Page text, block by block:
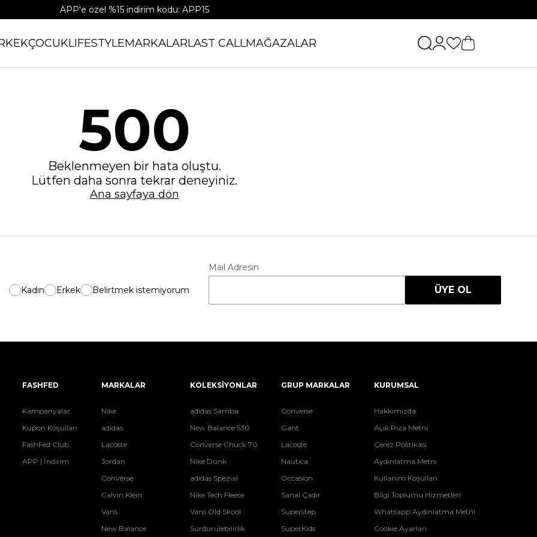
APP'e özel %15 indirim kodu: APP15
ÇOCUKLIFESTYLEMARKALARLAST CALLMAĞAZALAR
500
Beklenmeyen bir hata oluştu.
Lütfen daha sonra tekrar deneyiniz.
Ana sayfaya dön
Kadın Erkek Belirtmek istemiyorum
Mail Adresin
ÜYE OL
FASHFED
Kampanyalar
Kupon Koşulları
FashFed Club
APP | İndirim
MARKALAR
Nike
adidas
Lacoste
Jordan
Converse
Calvin Klein
Vans
New Balance
KOLEKSİYONLAR
adidas Samba
New Balance 530
Converse Chuck 70
Nike Dunk
adidas Spezial
Nike Tech Fleece
Vans Old Skool
Sürdürülebilirlik
GRUP MARKALAR
Converse
Gant
Lacoste
Nautica
Occasion
Sanal Çadır
Superstep
SuperKids
KURUMSAL
Hakkımızda
Açık Rıza Metni
Çerez Politikası
Aydınlatma Metni
Kullanım Koşulları
Bilgi Toplumu Hizmetleri
Whatsapp Aydınlatma Metni
Cookie Ayarları